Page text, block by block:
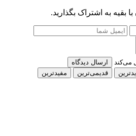
بقیه به اشتراک بگذارید.
می‌کند ارسال دیدگاه
قدیمی‌ترین مفیدترین